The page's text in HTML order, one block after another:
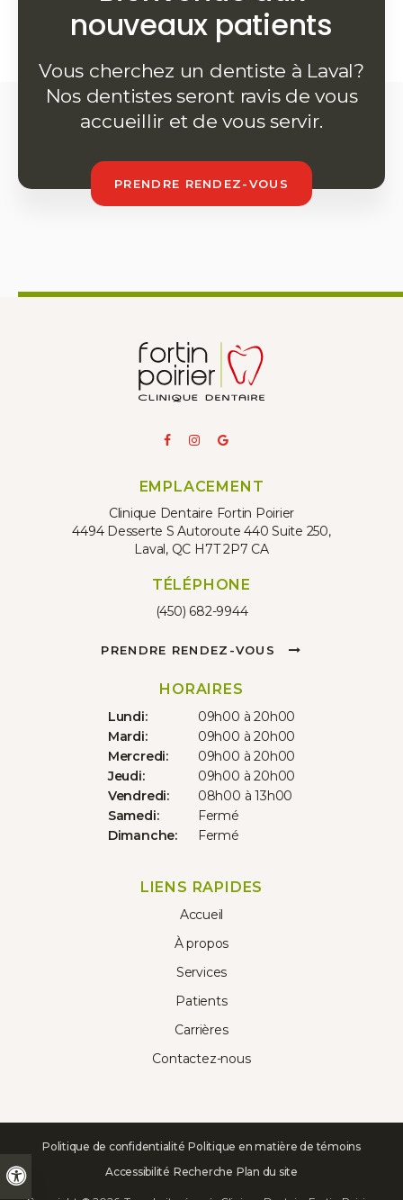
Version accessible
nouveaux patients
Vous cherchez un dentiste à Laval?
Nos dentistes seront ravis de vous
accueillir et de vous servir.
PRENDRE RENDEZ-VOUS
EMPLACEMENT
Clinique Dentaire Fortin Poirier
4494 Desserte S Autoroute 440 Suite 250
Laval QC H7T 2P7 CA
TÉLÉPHONE
(450) 682-9944
PRENDRE RENDEZ-VOUS
HORAIRES
Lundi:
09h00 à 20h00
Mardi:
09h00 à 20h00
Mercredi:
09h00 à 20h00
Jeudi:
09h00 à 20h00
Vendredi:
08h00 à 13h00
Samedi:
Fermé
Dimanche:
Fermé
LIENS RAPIDES
Accueil
À propos
Services
Patients
Carrières
Contactez-nous
Politique de confidentialité Politique en matière de témoins
Accessibilité Recherche Plan du site